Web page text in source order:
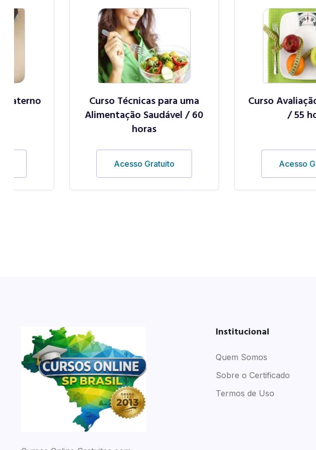
Curso Técnicas para uma
Alimentação Saudável / 60
Acesso Gratuito
Curso Avaliação Nutricional
Acesso Gratuito
Institucional
Quem Somos
Sobre o Certificado
Termos de Uso